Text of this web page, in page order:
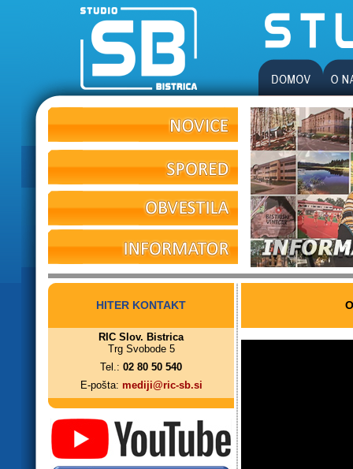
HITER KONTAKT
RIC Slov. Bistrica
Trg Svobode 5
Tel.: 02 80 50 540
E-pošta: mediji@ric-sb.si